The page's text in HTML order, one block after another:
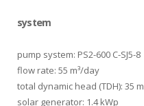
system
pump system: PS2-600 C-SJ5-8
flow rate: 55 m³/day
total dynamic head (TDH): 35 m
solar generator: 1.4 kWp